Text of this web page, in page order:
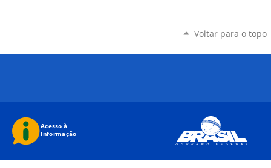
Voltar para o topo